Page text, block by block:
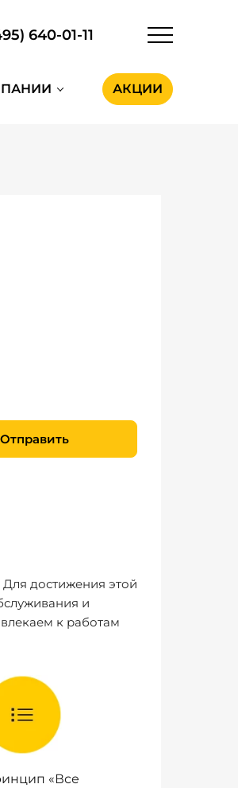
640-01-11
АКЦИИ
Отправить
достижения этой
и
к работам
«Все